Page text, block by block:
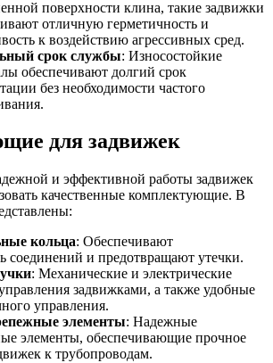
поверхности клина, такие задвижки
отличную герметичность и
к воздействию агрессивных сред.
срок службы: Износостойкие
обеспечивают долгий срок
без необходимости частого
для задвижек
и эффективной работы задвижек
качественные комплектующие. В
кольца: Обеспечивают
соединений и предотвращают утечки.
: Механические и электрические
задвижками, а также удобные
управления.
элементы: Надежные
элементы, обеспечивающие прочное
к трубопроводам.